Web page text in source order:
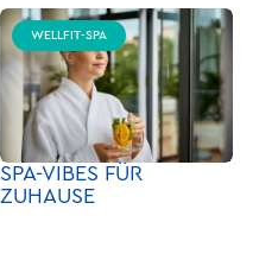
WELLFIT-SPA
SPA-VIBES FÜR
ZUHAUSE